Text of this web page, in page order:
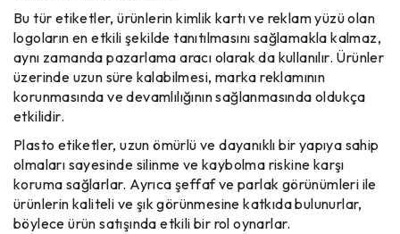
Bu tür etiketler, ürünlerin kimlik kartı ve reklam yüzü olan
logoların en etkili şekilde tanıtılmasını sağlamakla kalmaz,
aynı zamanda pazarlama aracı olarak da kullanılır. Ürünler
üzerinde uzun süre kalabilmesi, marka reklamının
korunmasında ve devamlılığının sağlanmasında oldukça
etkilidir.
Plasto etiketler, uzun ömürlü ve dayanıklı bir yapıya sahip
olmaları sayesinde silinme ve kaybolma riskine karşı
koruma sağlarlar. Ayrıca şeffaf ve parlak görünümleri ile
ürünlerin kaliteli ve şık görünmesine katkıda bulunurlar,
böylece ürün satışında etkili bir rol oynarlar.